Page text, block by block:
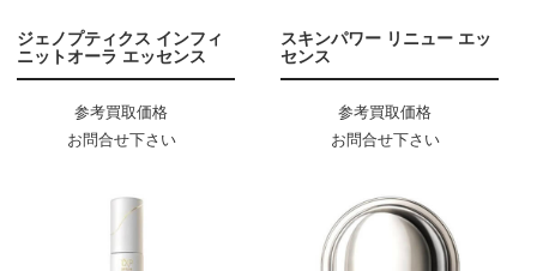
ジェノプティクス インフィ
ニットオーラ エッセンス
参考買取価格
お問合せ下さい
スキンパワー リニュー エッ
センス
参考買取価格
お問合せ下さい